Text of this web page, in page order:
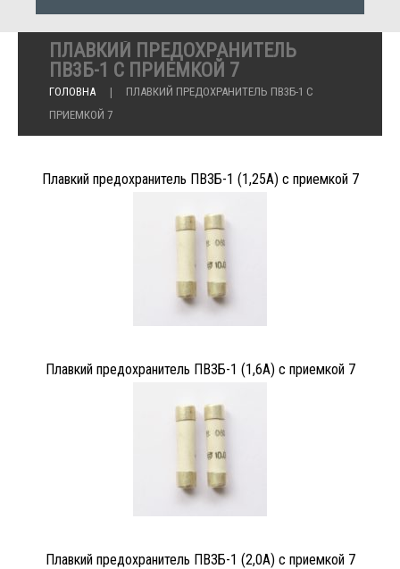
ПЛАВКИЙ ПРЕДОХРАНИТЕЛЬ
ПВ3Б-1 С ПРИЕМКОЙ 7
ГОЛОВНА
ПЛАВКИЙ ПРЕДОХРАНИТЕЛЬ ПВ3Б-1 С
ПРИЕМКОЙ 7
Плавкий предохранитель ПВ3Б-1 (1,25А) с приемкой 7
Плавкий предохранитель ПВ3Б-1 (1,6А) с приемкой 7
Плавкий предохранитель ПВ3Б-1 (2,0А) с приемкой 7